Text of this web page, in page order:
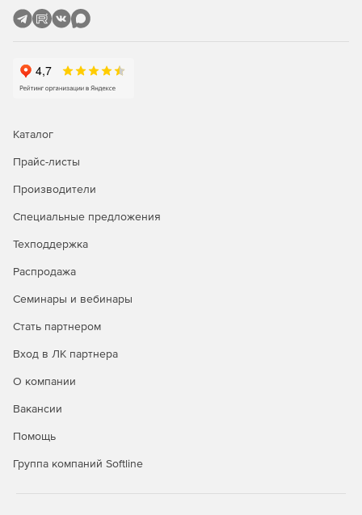
Каталог
Прайс-листы
Производители
Специальные предложения
Техподдержка
Распродажа
Семинары и вебинары
Стать партнером
Вход в ЛК партнера
О компании
Вакансии
Помощь
Группа компаний Softline